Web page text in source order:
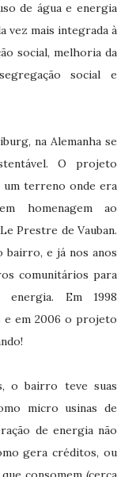
de água e energia
vez mais integrada à
social, melhoria da
social e
na Alemanha se
O projeto
um terreno onde era
homenagem ao
Prestre de Vauban.
bairro, e já nos anos
comunitários para
Em 1998
e em 2006 o projeto
o bairro teve suas
micro usinas de
de energia não
gera créditos, ou